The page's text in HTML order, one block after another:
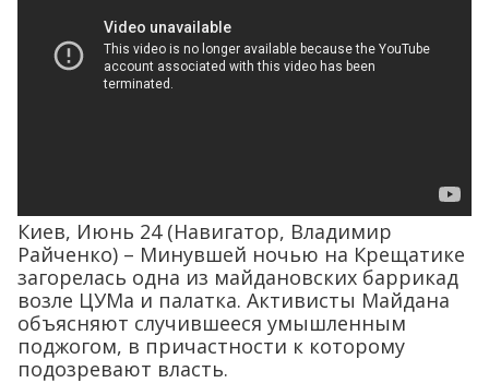
Киев, Июнь 24 (Навигатор, Владимир
Райченко) – Минувшей ночью на Крещатике
загорелась одна из майдановских баррикад
возле ЦУМа и палатка. Активисты Майдана
объясняют случившееся умышленным
поджогом, в причастности к которому
подозревают власть.